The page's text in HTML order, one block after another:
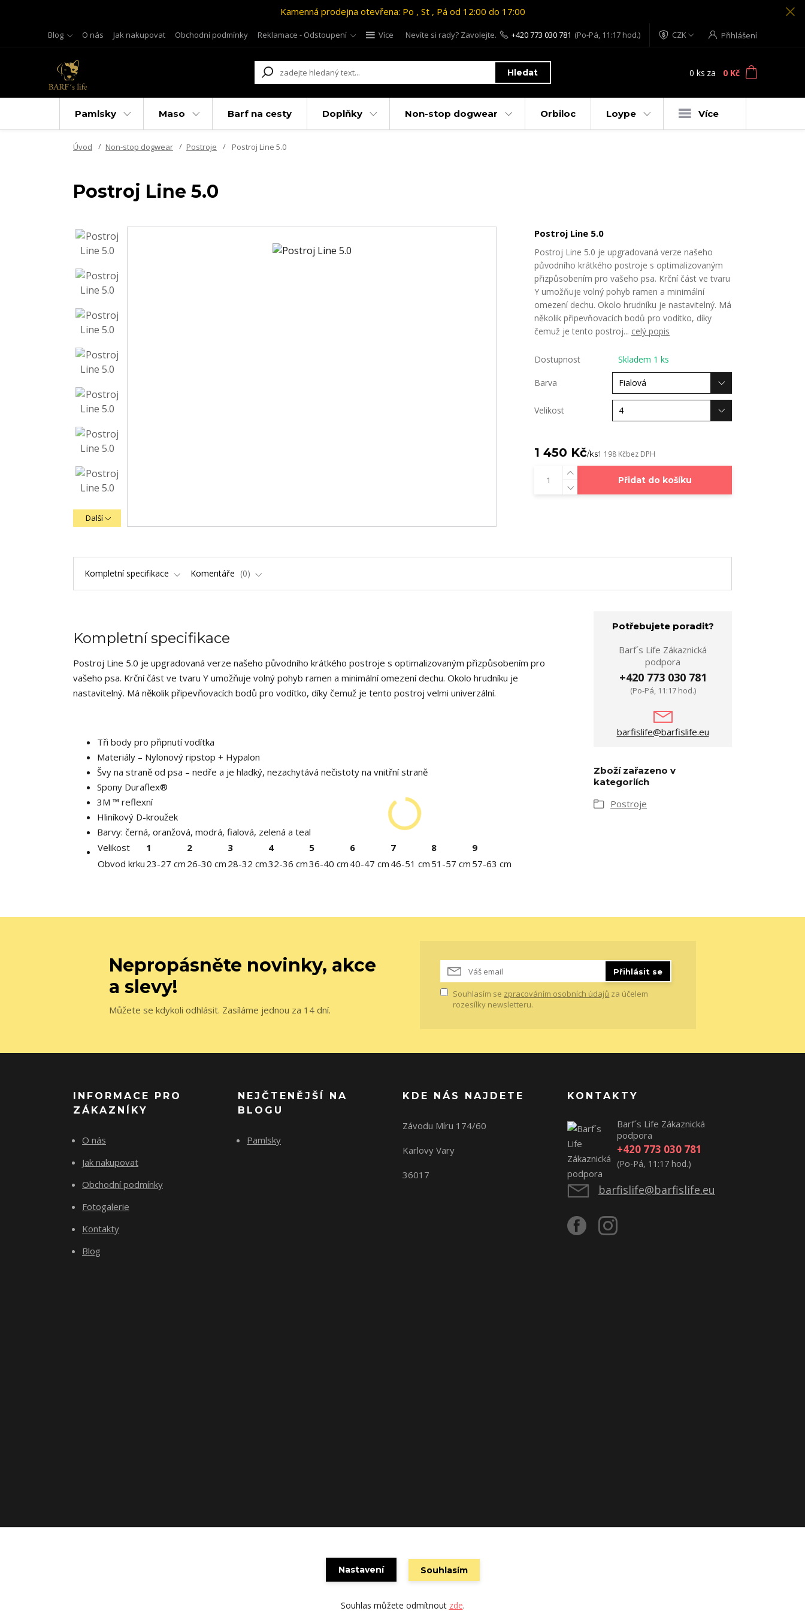
Kamenná prodejna otevřena: Po , St , Pá od 12:00 do 17:00
Blog O nás Jak nakupovat Obchodní podmínky Reklamace - Odstoupení Více CZK Přihlášení
Hledat
Nevíte si rady? Zavolejte. +420 773 030 781 (Po-Pá, 11:17 hod.)
0 ks za 0 Kč
Pamlsky Maso Barf na cesty Doplňky Non-stop dogwear Orbiloc Loype Více
Úvod Non-stop dogwear Postroje Postroj Line 5.0
Postroj Line 5.0
Další
Postroj Line 5.0
Postroj Line 5.0 je upgradovaná verze našeho
původního krátkého postroje s optimalizovaným
přizpůsobením pro vašeho psa. Krční část ve tvaru
Y umožňuje volný pohyb ramen a minimální
omezení dechu. Okolo hrudníku je nastavitelný. Má
několik připevňovacích bodů pro vodítko, díky
čemuž je tento postroj... celý popis
Dostupnost Skladem 1 ks
Barva
Velikost
1 450 Kč/ks1 198 Kčbez DPH
Přidat do košíku
Kompletní specifikace Komentáře 0
Kompletní specifikace
Postroj Line 5.0 je upgradovaná verze našeho původního krátkého postroje s optimalizovaným přizpůsobením pro
vašeho psa. Krční část ve tvaru Y umožňuje volný pohyb ramen a minimální omezení dechu. Okolo hrudníku je
nastavitelný. Má několik připevňovacích bodů pro vodítko, díky čemuž je tento postroj velmi univerzální.
Tři body pro připnutí vodítka
Materiály – Nylonový ripstop + Hypalon
Švy na straně od psa – nedře a je hladký, nezachytává nečistoty na vnitřní straně
Spony Duraflex®
3M ™ reflexní
Hliníkový D-kroužek
Barvy: černá, oranžová, modrá, fialová, zelená a teal
Velikost
1 2 3 4 5 6 7 8
9
Obvod krku 23-27 cm 26-30 cm 28-32 cm32-36 cm36-40 cm 40-47 cm 46-51 cm 51-57 cm 57-63 cm
Potřebujete poradit?
Barf´s Life Zákaznická
podpora
+420 773 030 781
(Po-Pá, 11:17 hod.)
barfislife@barfislife.eu
Zboží zařazeno v
kategoriích
Postroje
Nepropásněte novinky, akce
a slevy!
Můžete se kdykoli odhlásit. Zasíláme jednou za 14 dní.
Přihlásit se
Souhlasím se zpracováním osobních údajů za účelem
rozesílky newsletteru.
INFORMACE PRO
ZÁKAZNÍKY
O nás
Jak nakupovat
Obchodní podmínky
Fotogalerie
Kontakty
Blog
NEJČTENĚJŠÍ NA
BLOGU
Pamlsky
KDE NÁS NAJDETE
Závodu Míru 174/60
Karlovy Vary
36017
KONTAKTY
Barf´s Life Zákaznická
podpora
+420 773 030 781
(Po-Pá, 11:17 hod.)
barfislife@barfislife.eu
Vytvořeno na
Nastavení Souhlasím
Souhlas můžete odmítnout zde.